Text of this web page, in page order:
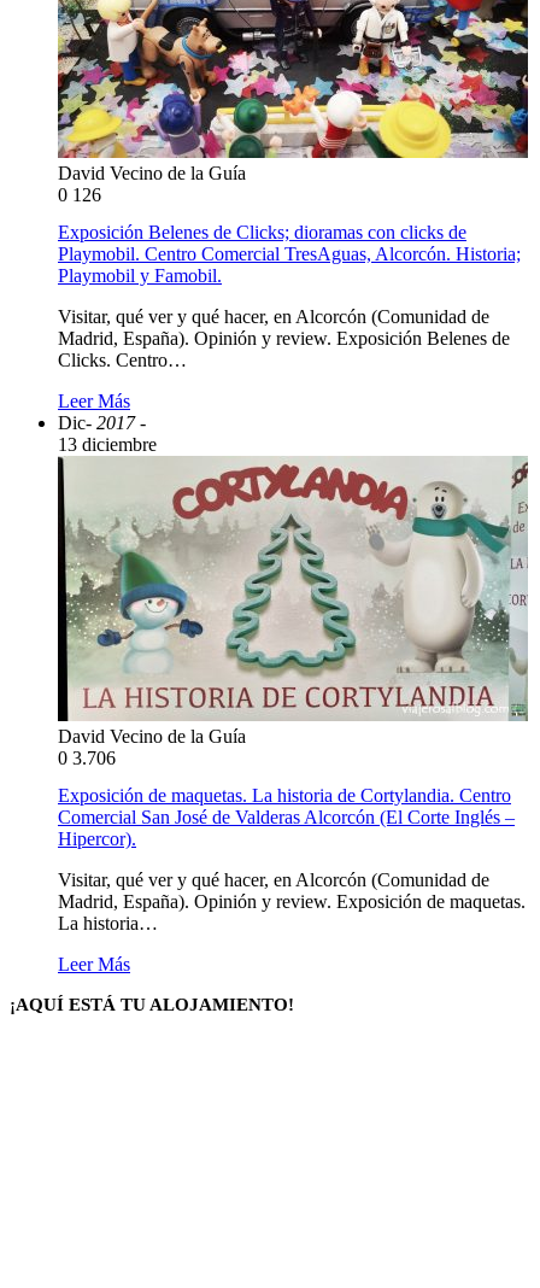
David Vecino de la Guía
0 126
Exposición Belenes de Clicks; dioramas con clicks de
Playmobil. Centro Comercial TresAguas, Alcorcón. Historia;
Playmobil y Famobil.
Visitar, qué ver y qué hacer, en Alcorcón (Comunidad de
Madrid, España). Opinión y review. Exposición Belenes de
Clicks. Centro…
Leer Más
Dic- 2017 -
13 diciembre
David Vecino de la Guía
0 3.706
Exposición de maquetas. La historia de Cortylandia. Centro
Comercial San José de Valderas Alcorcón (El Corte Inglés –
Hipercor).
Visitar, qué ver y qué hacer, en Alcorcón (Comunidad de
Madrid, España). Opinión y review. Exposición de maquetas.
La historia…
Leer Más
¡AQUÍ ESTÁ TU ALOJAMIENTO!